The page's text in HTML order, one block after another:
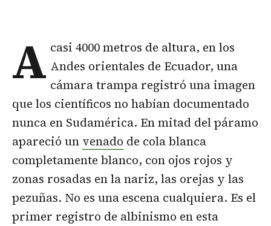
A casi 4000 metros de altura, en los
Andes orientales de Ecuador, una
cámara trampa registró una imagen
que los científicos no habían documentado
nunca en Sudamérica. En mitad del páramo
apareció un venado de cola blanca
completamente blanco, con ojos rojos y
zonas rosadas en la nariz, las orejas y las
pezuñas. No es una escena cualquiera. Es el
primer registro de albinismo en esta